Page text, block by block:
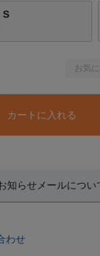
S
お気
カートに入れる
知らせメールについ
わせ